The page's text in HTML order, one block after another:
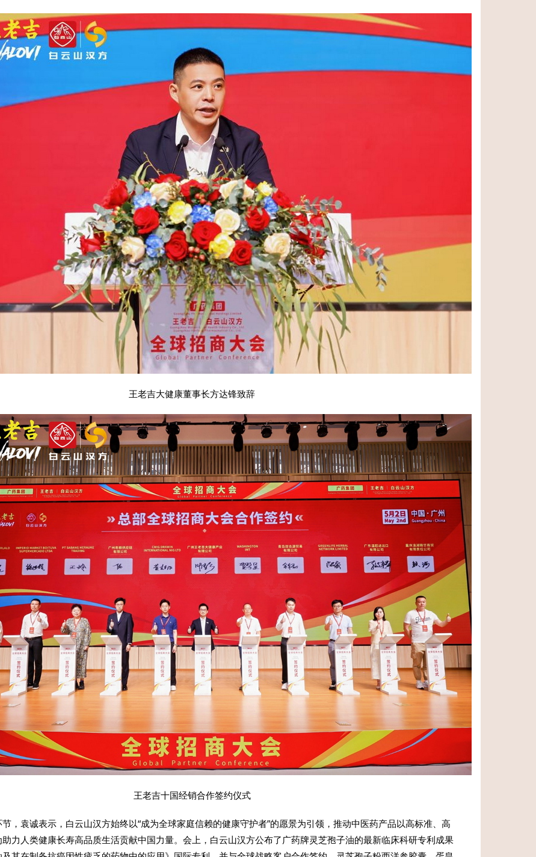
王老吉大健康董事长方达锋致辞
王老吉十国经销合作签约仪式
，袁诚表示，白云山汉方始终以“成为全球家庭信赖的健康守护者”的愿景为引领，推动中医药产品以高标准、高
力人类健康长寿高品质生活贡献中国力量。会上，白云山汉方公布了广药牌灵芝孢子油的最新临床科研专利成果